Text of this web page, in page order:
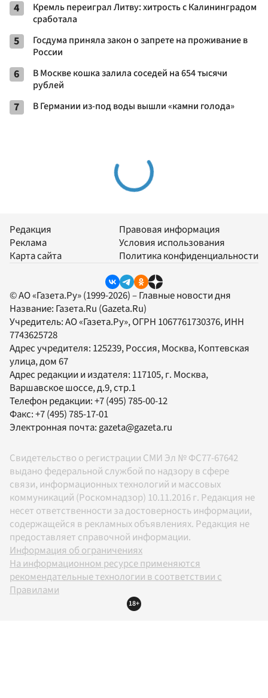
4
Кремль переиграл Литву: хитрость с Калининградом
сработала
5
Госдума приняла закон о запрете на проживание в
России
6
В Москве кошка залила соседей на 654 тысячи
рублей
7 В Германии из-под воды вышли «камни голода»
Редакция
Реклама
Карта сайта
Правовая информация
Условия использования
Политика конфиденциальности
© АО «Газета.Ру» (1999-2026) – Главные новости дня
Название: Газета.Ru (Gazeta.Ru)
Учредитель:АО «Газета.Ру», ОГРН 1067761730376, ИНН
7743625728
Адрес учредителя: 125239, Россия, Москва, Коптевская
улица, дом 67
Адрес редакции и издателя: 117105, г. Москва,
Варшавское шоссе, д.9, стр.1
Телефон редакции:+7 (495) 785-00-12
Факс:+7 (495) 785-17-01
Электронная почта: gazeta@gazeta.ru
Свидетельство о регистрации СМИ Эл № ФС77-67642
выдано федеральной службой по надзору в сфере
связи, информационных технологий и массовых
коммуникаций (Роскомнадзор) 10.11.2016 г. Редакция не
несет ответственности за достоверность информации,
содержащейся в рекламных объявлениях. Редакция не
предоставляет справочной информации.
Информация об ограничениях
На информационном ресурсе применяются
рекомендательные технологии в соответствии с
Правилами
18+